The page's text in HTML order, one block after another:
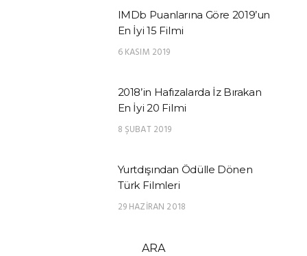
IMDb Puanlarına Göre 2019’un
En İyi 15 Filmi
6 KASIM 2019
2018’in Hafızalarda İz Bırakan
En İyi 20 Filmi
8 ŞUBAT 2019
Yurtdışından Ödülle Dönen
Türk Filmleri
29 HAZIRAN 2018
ARA